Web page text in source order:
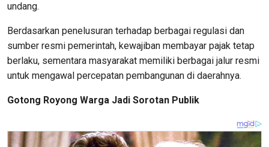
undang.
Berdasarkan penelusuran terhadap berbagai regulasi dan
sumber resmi pemerintah, kewajiban membayar pajak tetap
berlaku, sementara masyarakat memiliki berbagai jalur resmi
untuk mengawal percepatan pembangunan di daerahnya.
Gotong Royong Warga Jadi Sorotan Publik